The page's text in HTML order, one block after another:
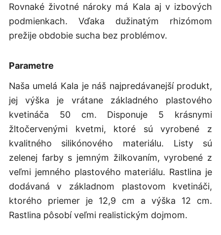
Rovnaké životné nároky má Kala aj v izbových
podmienkach. Vďaka dužinatým rhizómom
prežije obdobie sucha bez problémov.
Parametre
Naša umelá Kala je náš najpredávanejší produkt,
jej výška je vrátane základného plastového
kvetináča 50 cm. Disponuje 5 krásnymi
žltočervenými kvetmi, ktoré sú vyrobené z
kvalitného silikónového materiálu. Listy sú
zelenej farby s jemným žilkovaním, vyrobené z
veľmi jemného plastového materiálu. Rastlina je
dodávaná v základnom plastovom kvetináči,
ktorého priemer je 12,9 cm a výška 12 cm.
Rastlina pôsobí veľmi realistickým dojmom.